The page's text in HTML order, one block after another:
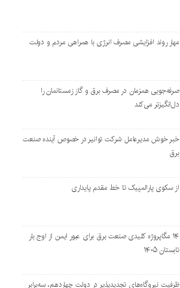
مهار روند افزایشی مصرف انرژی با همراهی مردم و دولت
صرفه‌جویی همزمان در مصرف برق و گاز زمستانمان را
دل‌انگیزتر می‌کند
خبر خوش مدیرعامل شرکت توانیر در خصوص آینده صنعت
برق
از سکوی پارالمپیک تا خط مقدم پایداری
۱۴ مگاپروژه‌ کلیدی صنعت برق برای عبور ایمن از اوج بار
تابستان ۱۴۰۵
ظرفیت نیروگاه‌های تجدیدپذیر در دولت چهاردهم، سه‌برابر